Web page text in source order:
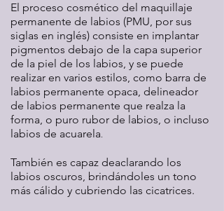
El proceso cosmético del maquillaje
permanente de labios (PMU, por sus
siglas en inglés) consiste en implantar
pigmentos debajo de la capa superior
de la piel de los labios, y se puede
realizar en varios estilos, como barra de
labios permanente opaca, delineador
de labios permanente que realza la
forma, o puro rubor de labios, o incluso
labios de acuarela.
También es capaz deaclarando los
labios oscuros, brindándoles un tono
más cálido y cubriendo las cicatrices.